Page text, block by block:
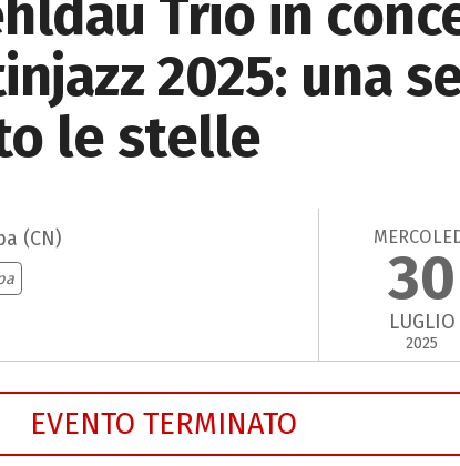
Trio in
2025: una
le stelle
(CN)
30
LUGLIO
2025
EVENTO TERMINATO